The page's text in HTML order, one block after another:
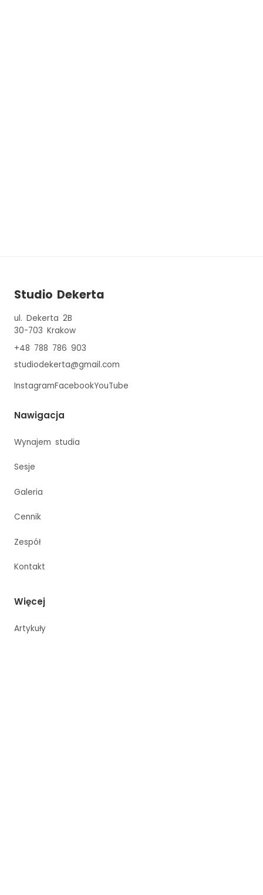
Studio Dekerta
ul. Dekerta 2B
30-703 Krakow
+48 788 786 903
studiodekerta@gmail.com
InstagramFacebookYouTube
Nawigacja
Wynajem studia
Sesje
Galeria
Cennik
Zespół
Kontakt
Więcej
Artykuły